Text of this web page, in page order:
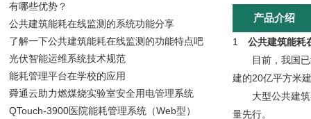
产品介绍
1 公共建筑能耗
目前，我国已
建的20亿平方米
大型公共建筑
量先行。
有哪些优势？
公共建筑能耗在线监测的系统功能分享
了解一下公共建筑能耗在线监测的功能特点吧
光伏智能运维系统技术规范
能耗管理平台在学校的应用
舜通云助力燃煤烧实验室安全用电管理系统
QTouch-3900医院能耗管理系统（Web型）